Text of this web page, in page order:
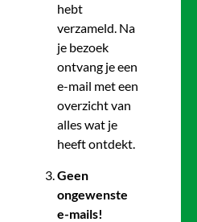
hebt
verzameld. Na
je bezoek
ontvang je een
e-mail met een
overzicht van
alles wat je
heeft ontdekt.
Geen
ongewenste
e-mails!